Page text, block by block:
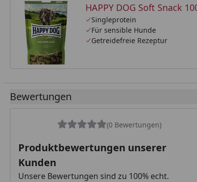
HAPPY DOG Soft Snack
Singleprotein
Für sensible Hunde
Getreidefreie Rezeptur
Bewertungen
(0 Bewertungen)
Produktbewertungen unserer
Kunden
Unsere Bewertungen sind zu 100% echt.